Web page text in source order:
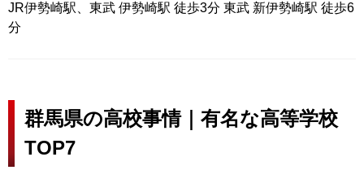
JR伊勢崎駅、東武 伊勢崎駅 徒歩3分 東武 新伊勢崎駅 徒歩6
分
群馬県の高校事情｜有名な高等学校
TOP7